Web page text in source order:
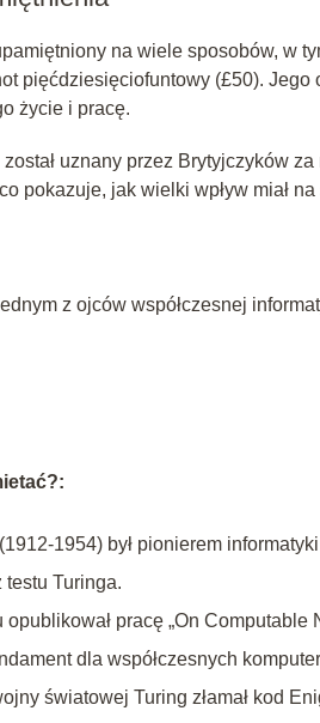
na wiele sposobów, w
pięćdziesięciofuntowy (£50).
życie i pracę.
uznany przez Brytyjczyków
pokazuje, jak wielki wpływ miał
z ojców współczesnej
1954) był pionierem
testu Turinga.
opublikował pracę „On
dla współczesnych
światowej Turing złamał kod